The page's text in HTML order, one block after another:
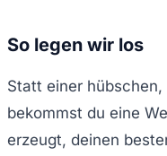
So legen wir los
Statt einer
bekommst du eine
erzeugt, deinen